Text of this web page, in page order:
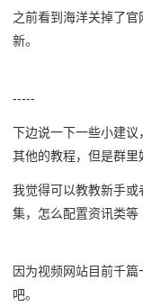
之前看到海洋关掉了
新。
-----
下边说一下一些小建
其他的教程，但是群
我觉得可以教教新手
集，怎么配置资讯类等
因为视频网站目前千
吧。